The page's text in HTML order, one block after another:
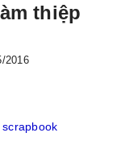
thiệp
2016